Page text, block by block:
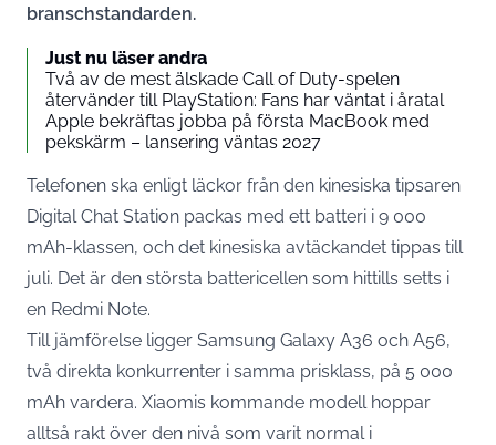
branschstandarden.
Just nu läser andra
Två av de mest älskade Call of Duty-spelen
återvänder till PlayStation: Fans har väntat i åratal
Apple bekräftas jobba på första MacBook med
pekskärm – lansering väntas 2027
Telefonen ska enligt läckor från den kinesiska tipsaren
Digital Chat Station packas med ett batteri i 9 000
mAh-klassen, och det kinesiska avtäckandet tippas till
juli. Det är den största battericellen som hittills setts i
en Redmi Note.
Till jämförelse ligger Samsung Galaxy A36 och A56,
två direkta konkurrenter i samma prisklass, på 5 000
mAh vardera. Xiaomis kommande modell hoppar
alltså rakt över den nivå som varit normal i